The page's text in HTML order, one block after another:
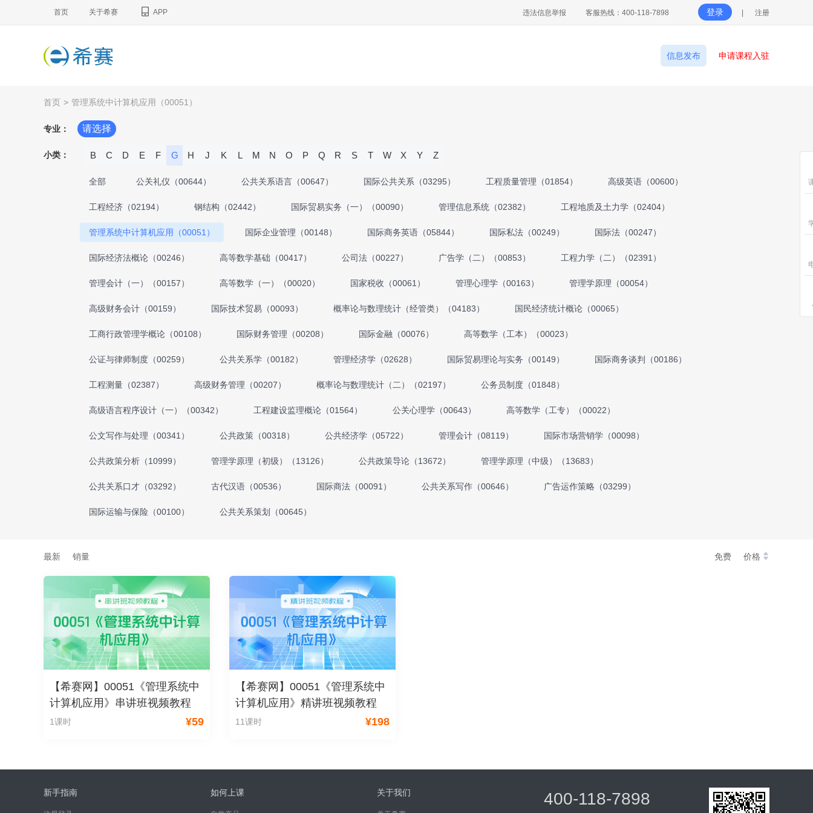
首页 关于希赛 APP 违法信息举报 客服热线：400-118-7898 登录 注册
信息发布 申请课程入驻
首页 > 管理系统中计算机应用（00051）
专业： 请选择
小类： B C D E F G H J K L M N O P Q R S T W X Y Z
全部 公关礼仪（00644） 公共关系语言（00647） 国际公共关系（03295） 工程质量管理（01854） 高级英语（00600）
工程经济（02194） 钢结构（02442） 国际贸易实务（一）（00090） 管理信息系统（02382） 工程地质及土力学（02404）
管理系统中计算机应用（00051） 国际企业管理（00148） 国际商务英语（05844） 国际私法（00249） 国际法（00247）
国际经济法概论（00246） 高等数学基础（00417） 公司法（00227） 广告学（二）（00853） 工程力学（二）（02391）
管理会计（一）（00157） 高等数学（一）（00020） 国家税收（00061） 管理心理学（00163） 管理学原理（00054）
高级财务会计（00159） 国际技术贸易（00093） 概率论与数理统计（经管类）（04183） 国民经济统计概论（00065）
工商行政管理学概论（00108） 国际财务管理（00208） 国际金融（00076） 高等数学（工本）（00023）
公证与律师制度（00259） 公共关系学（00182） 管理经济学（02628） 国际贸易理论与实务（00149） 国际商务谈判（00186）
工程测量（02387） 高级财务管理（00207） 概率论与数理统计（二）（02197） 公务员制度（01848）
高级语言程序设计（一）（00342） 工程建设监理概论（01564） 公关心理学（00643） 高等数学（工专）（00022）
公文写作与处理（00341） 公共政策（00318） 公共经济学（05722） 管理会计（08119） 国际市场营销学（00098）
公共政策分析（10999） 管理学原理（初级）（13126） 公共政策导论（13672） 管理学原理（中级）（13683）
公共关系口才（03292） 古代汉语（00536） 国际商法（00091） 公共关系写作（00646） 广告运作策略（03299）
国际运输与保险（00100） 公共关系策划（00645）
最新 销量 免费 价格
【希赛网】00051《管理系统中
计算机应用》串讲班视频教程
1课时 ¥59
【希赛网】00051《管理系统中
计算机应用》精讲班视频教程
11课时 ¥198
新手指南 如何上课 关于我们 400-118-7898